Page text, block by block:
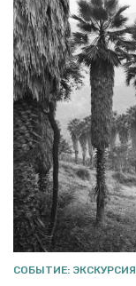
СОБЫТИЕ: ЭКСКУРСИЯ